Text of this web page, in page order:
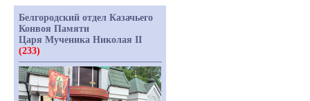
Белгородский отдел Казачьего
Конвоя Памяти
Царя Мученика Николая II
(233)